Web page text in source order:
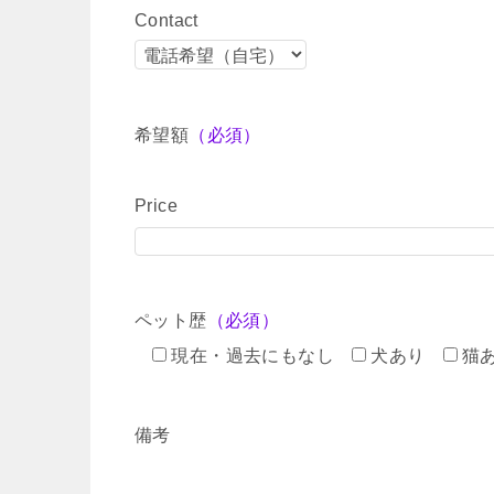
Contact
希望額 （必須）
Price
ペット歴 （必須）
現在・過去にもなし
犬あり 猫
備考